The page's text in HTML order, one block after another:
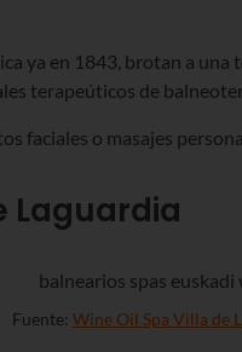
ya en 1843, brotan a
terapeúticos de
faciales o masajes
Laguardia
Fuente: Wine Oil Spa Villa de